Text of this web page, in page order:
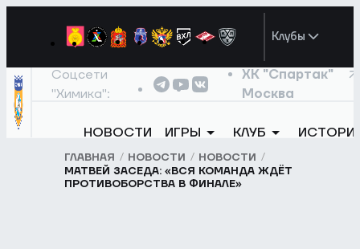
Клубы
Соцсети
"Химика":
ХК "Спартак"
Москва
НОВОСТИ ИГРЫ КЛУБ
ГЛАВНАЯ НОВОСТИ
НОВОСТИ
МАТВЕЙ ЗАСЕДА: «ВСЯ КОМАНДА ЖДЁТ
ПРОТИВОБОРСТВА В ФИНАЛЕ»